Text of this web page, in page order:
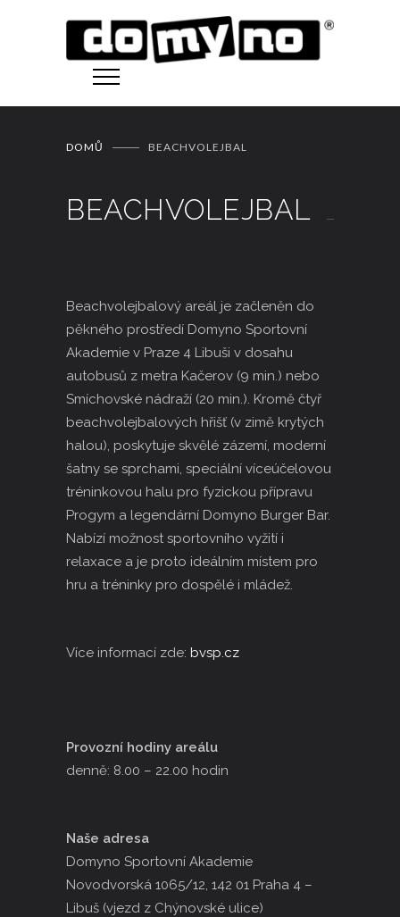
DOMŮ BEACHVOLEJBAL
BEACHVOLEJBAL
Beachvolejbalový areál je začleněn do
pěkného prostředí Domyno Sportovní
Akademie v Praze 4 Libuši v dosahu
autobusů z metra Kačerov (9 min.) nebo
Smíchovské nádraží (20 min.). Kromě čtyř
beachvolejbalových hřišť (v zimě krytých
halou), poskytuje skvělé zázemí, moderní
šatny se sprchami, speciální víceúčelovou
tréninkovou halu pro fyzickou přípravu
Progym a legendární Domyno Burger Bar.
Nabízí možnost sportovního vyžití i
relaxace a je proto ideálním místem pro
hru a tréninky pro dospělé i mládež.
Více informací zde: bvsp.cz
Provozní hodiny areálu
denně: 8.00 – 22.00 hodin
Naše adresa
Domyno Sportovní Akademie
Novodvorská 1065/12, 142 01 Praha 4 –
Libuš (vjezd z Chýnovské ulice)